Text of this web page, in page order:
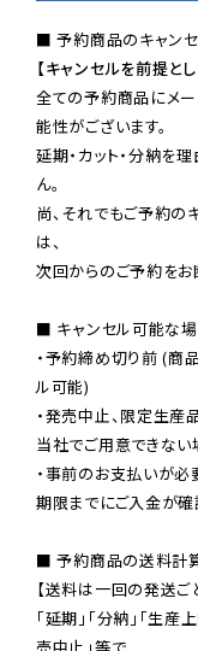
【キャンセルを前提と
全ての予約商品にメー
能性がございます。
延期・カット・分納を
ん。
尚、それでもご予約の
は、
次回からのご予約をお
■ キャンセル可能な場
・予約締め切り前 (商
ル可能)
・発売中止、限定生
当社でご用意できない
・事前のお支払いが必
期限までにご入金が確
■ 予約商品の送料計
【送料は一回の発送ご
「延期」「分納」「生